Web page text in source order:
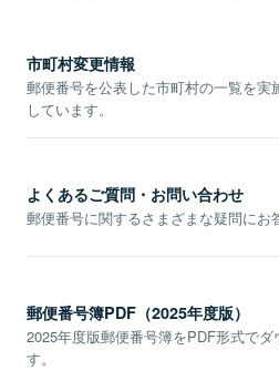
市町村変更情報
郵便番号を公表した市町村の一覧を実
しています。
よくあるご質問・お問い合わせ
郵便番号に関するさまざまな疑問にお
郵便番号簿PDF（2025年度版）
2025年度版郵便番号簿をPDF形式でダ
す。